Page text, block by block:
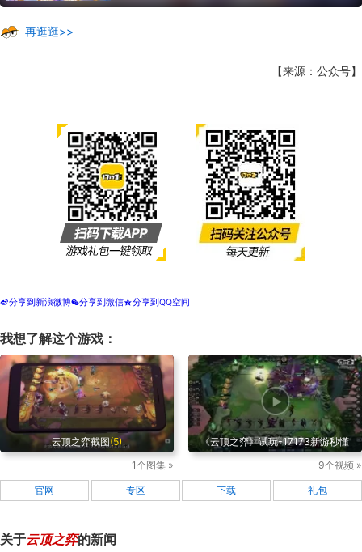
《DOTA 2》的粉丝，玩完《刀塔霸业》再来《云顶之
再逛逛>>
【来源：公众号】
t分享到新浪微博w分享到微信z分享到QQ空间
我想了解这个游戏：
云顶之弈截图(5)
1个图集 »
《云顶之弈》试玩-17173新游秒懂
9个视频 »
官网 专区 下载 礼包
关于云顶之弈的新闻